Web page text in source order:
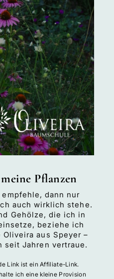
Pflanzen
dann nur
auch wirklich stehe.
Gehölze, die ich in
beziehe ich
aus Speyer –
seit Jahren vertraue.
Link ist ein Affiliate-Link.
ich eine kleine Provision